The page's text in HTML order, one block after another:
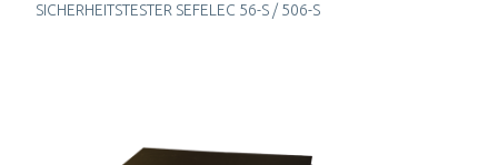
SICHERHEITSTESTER SEFELEC 56-S / 506-S